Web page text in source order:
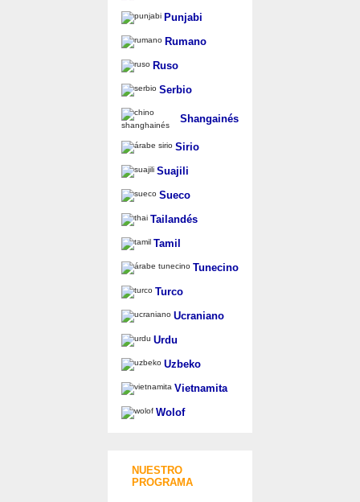
Punjabi
Rumano
Ruso
Serbio
Shangainés
Sirio
Suajili
Sueco
Tailandés
Tamil
Tunecino
Turco
Ucraniano
Urdu
Uzbeko
Vietnamita
Wolof
NUESTRO
PROGRAMA